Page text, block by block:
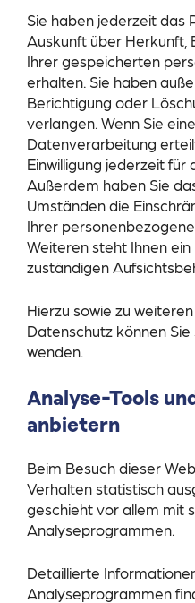
Sie haben jederzeit das
Auskunft über Herkunft,
Ihrer gespeicherten
erhalten. Sie haben
Berichtigung oder
verlangen. Wenn Sie
Datenverarbeitung
Einwilligung jederzeit für
Außerdem haben Sie
Umständen die
Ihrer
Weiteren steht Ihnen
zuständigen
Hierzu sowie zu
Datenschutz können
wenden.
Analyse-Tools
anbietern
Beim Besuch dieser
Verhalten statistisch
geschieht vor allem mit
Analyseprogrammen.
Detaillierte
Analyseprogrammen